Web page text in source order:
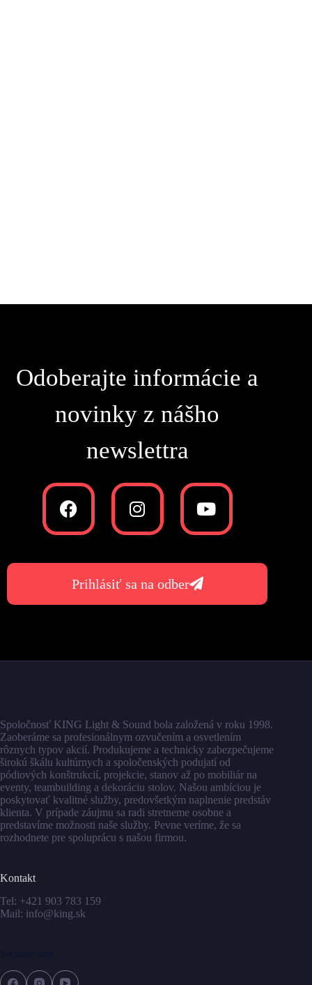
Odoberajte informácie a
novinky z nášho
newslettra
Prihlásiť sa na odber
Spoločnosť KING Light & Sound bola založená v roku 1998.
Zaoberáme sa profesionálnym ozvučením a osvetlením
rôznych typov akcií. Produkujeme a technicky zabezpečujeme
širokú škálu kultúrnych a spoločenských podujatí od
pódiových konštrukcií, projekcie, stanov až po mobiliár na
eventy, teambuilding a dekoráciu stolov. Našou ambíciou je
poskytovať kvalitné služby, predovšetkým naplnenie predstáv
klienta. V prípade záujmu sa radi stretneme osobne a
predstavíme možnosti naše služby. Pevne veríme, že sa
rozhodnete pre spoluprácu s našou firmou.
Kontakt
Tel: +421 903 783 159
Mail: info@king.sk